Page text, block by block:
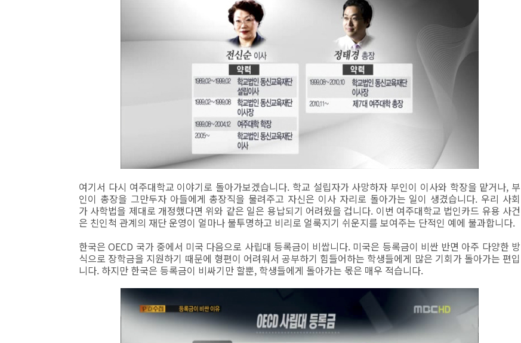
여기서 다시 여주대학교 이야기로 돌아가보겠습니다. 학교 설립자가 사망하자 부인이 이사와 학장을 맡거나, 부
인이 총장을 그만두자 아들에게 총장직을 물려주고 자신은 이사 자리로 돌아가는 일이 생겼습니다. 우리 사회
가 사학법을 제대로 개정했다면 위와 같은 일은 용납되기 어려웠을 겁니다. 이번 여주대학교 법인카드 유용 사건
은 친인척 관계의 재단 운영이 얼마나 불투명하고 비리로 얼룩지기 쉬운지를 보여주는 단적인 예에 불과합니다.
한국은 OECD 국가 중에서 미국 다음으로 사립대 등록금이 비쌉니다. 미국은 등록금이 비싼 반면 아주 다양한 방
식으로 장학금을 지원하기 때문에 형편이 어려워서 공부하기 힘들어하는 학생들에게 많은 기회가 돌아가는 편입
니다. 하지만 한국은 등록금이 비싸기만 할뿐, 학생들에게 돌아가는 몫은 매우 적습니다.